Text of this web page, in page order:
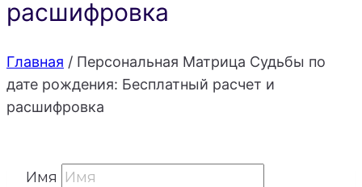
расшифровка
Главная / Персональная Матрица Судьбы по
дате рождения: Бесплатный расчет и
расшифровка
Имя